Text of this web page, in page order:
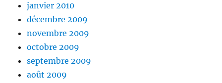
janvier 2010
décembre 2009
novembre 2009
octobre 2009
septembre 2009
août 2009